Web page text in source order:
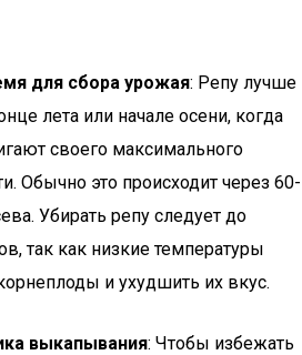
для сбора урожая: Репу лучше
лета или начале осени, когда
своего максимального
Обычно это происходит через 60-
Убирать репу следует до
так как низкие температуры
и ухудшить их вкус.
выкапывания: Чтобы избежать